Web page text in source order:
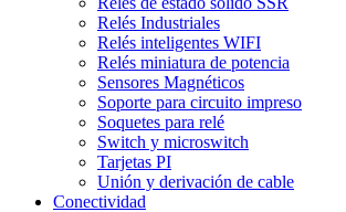
Relés Industriales
Relés inteligentes WIFI
Relés miniatura de potencia
Sensores Magnéticos
Soporte para circuito impreso
Soquetes para relé
Switch y microswitch
Tarjetas PI
Unión y derivación de cable
Conectividad